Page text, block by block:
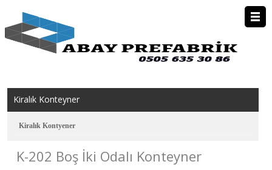
Anasayfa
Konteyner
Kiralık Konteyner
Kiralık Kontyener
K-202 Boş İki Odalı Konteyner